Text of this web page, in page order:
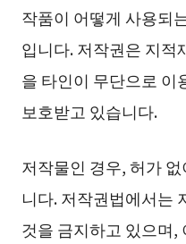
작품이 어떻게 사용되
입니다. 저작권은 지적
을 타인이 무단으로 이
보호받고 있습니다.
저작물인 경우, 허가
니다. 저작권법에서는
것을 금지하고 있으며,